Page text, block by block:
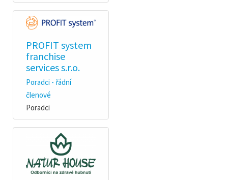
PROFIT system
franchise
services s.r.o.
Poradci - řádní
členové
Poradci